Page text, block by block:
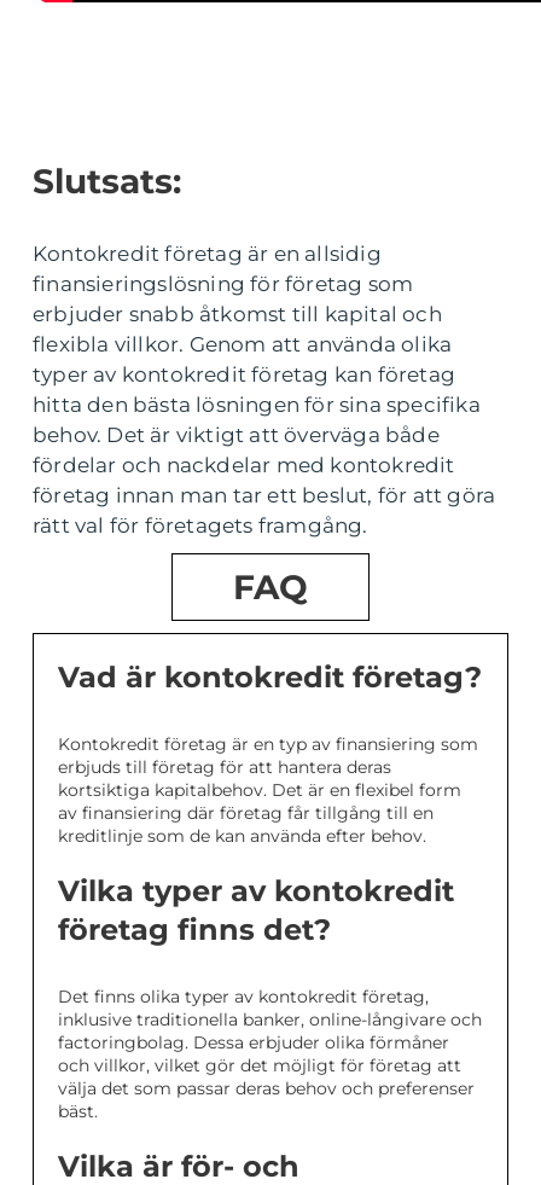
Slutsats:
Kontokredit företag är en allsidig
finansieringslösning för företag som
erbjuder snabb åtkomst till kapital och
flexibla villkor. Genom att använda olika
typer av kontokredit företag kan företag
hitta den bästa lösningen för sina specifika
behov. Det är viktigt att överväga både
fördelar och nackdelar med kontokredit
företag innan man tar ett beslut, för att göra
rätt val för företagets framgång.
FAQ
Vad är kontokredit företag?
Kontokredit företag är en typ av finansiering som
erbjuds till företag för att hantera deras
kortsiktiga kapitalbehov. Det är en flexibel form
av finansiering där företag får tillgång till en
kreditlinje som de kan använda efter behov.
Vilka typer av kontokredit
företag finns det?
Det finns olika typer av kontokredit företag,
inklusive traditionella banker, online-långivare och
factoringbolag. Dessa erbjuder olika förmåner
och villkor, vilket gör det möjligt för företag att
välja det som passar deras behov och preferenser
bäst.
Vilka är för- och